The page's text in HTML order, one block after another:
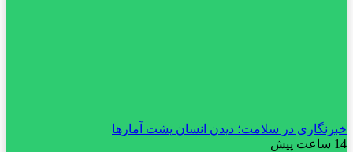
خبرنگاری در سلامت؛ دیدن انسان پشت آمارها
14 ساعت پیش